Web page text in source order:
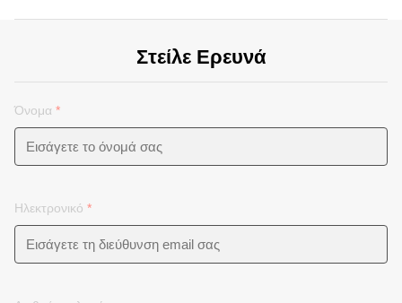
Στείλε Ερευνά
Όνομα *
Ηλεκτρονικό *